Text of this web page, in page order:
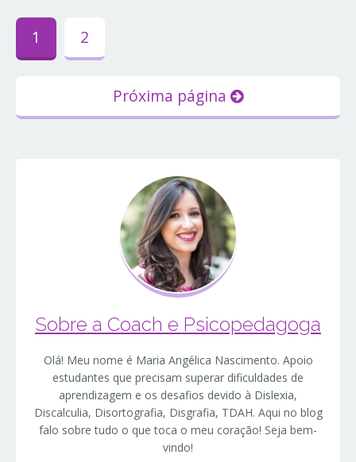
1 2
Próxima página
Sobre a Coach e Psicopedagoga
Olá! Meu nome é Maria Angélica Nascimento. Apoio
estudantes que precisam superar dificuldades de
aprendizagem e os desafios devido à Dislexia,
Discalculia, Disortografia, Disgrafia, TDAH. Aqui no blog
falo sobre tudo o que toca o meu coração! Seja bem-
vindo!